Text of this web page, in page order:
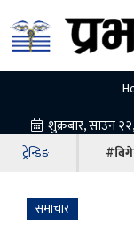
ट्रेन्डिङ
समाचार